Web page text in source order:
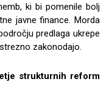
ki bi pomenile bolj
javne finance. Morda
predlaga ukrepe
zakonodajo.
strukturnih reform